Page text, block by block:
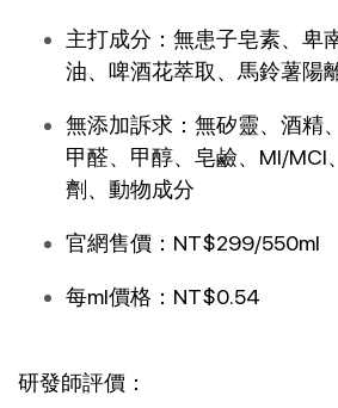
主打成分：無患子皂素、卑
油、啤酒花萃取、馬鈴薯陽
無添加訴求：無矽靈、酒精
甲醛、甲醇、皂鹼、MI/MCI
劑、動物成分
官網售價：NT$299/550ml
每ml價格：NT$0.54
研發師評價：